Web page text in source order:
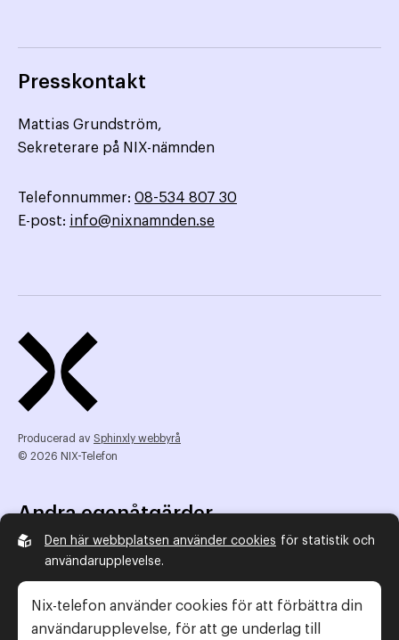
Presskontakt
Mattias Grundström,
Sekreterare på NIX-nämnden
Telefonnummer: 08-534 807 30
E-post: info@nixnamnden.se
Producerad av Sphinxly webbyrå
© 2026 NIX-Telefon
Andra egenåtgärder
NIX Telefon
NIX addresserat
Reklamombudsmannen
Konsumentverket
Den här webbplatsen använder cookies för statistik och
användarupplevelse.
Nix-telefon använder cookies för att förbättra din
användarupplevelse, för att ge underlag till